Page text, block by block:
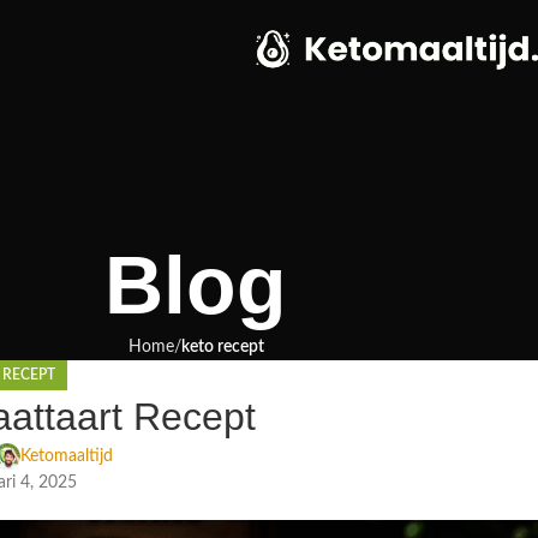
Blog
Home keto recept
Recept
Ketomaaltijd
4, 2025